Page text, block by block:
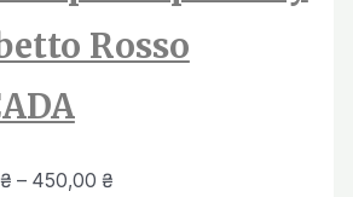
Rosso
₴ – 450,00 ₴Діапазон